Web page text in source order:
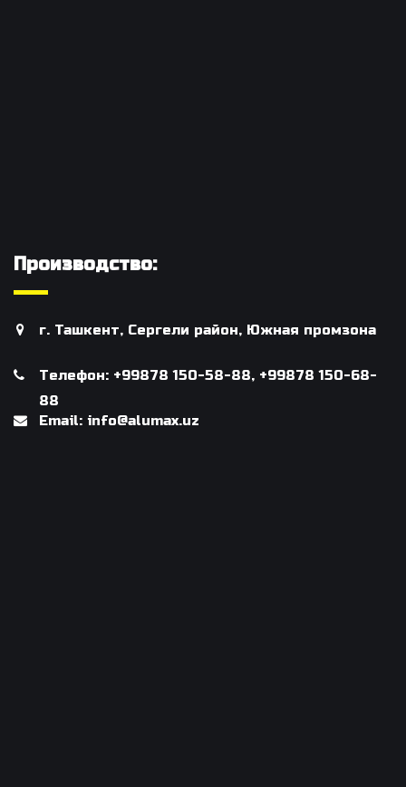
Производство:
г. Ташкент, Сергели район, Южная промзона
Телефон: +99878 150-58-88, +99878 150-68-
88
Email: info@alumax.uz